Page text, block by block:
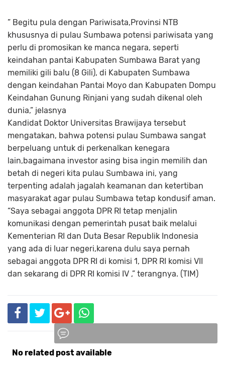
” Begitu pula dengan Pariwisata,Provinsi NTB
khususnya di pulau Sumbawa potensi pariwisata yang
perlu di promosikan ke manca negara, seperti
keindahan pantai Kabupaten Sumbawa Barat yang
memiliki gili balu (8 Gili), di Kabupaten Sumbawa
dengan keindahan Pantai Moyo dan Kabupaten Dompu
Keindahan Gunung Rinjani yang sudah dikenal oleh
dunia,” jelasnya
Kandidat Doktor Universitas Brawijaya tersebut
mengatakan, bahwa potensi pulau Sumbawa sangat
berpeluang untuk di perkenalkan kenegara
lain,bagaimana investor asing bisa ingin memilih dan
betah di negeri kita pulau Sumbawa ini, yang
terpenting adalah jagalah keamanan dan ketertiban
masyarakat agar pulau Sumbawa tetap kondusif aman.
“Saya sebagai anggota DPR RI tetap menjalin
komunikasi dengan pemerintah pusat baik melalui
Kementerian RI dan Duta Besar Republik Indonesia
yang ada di luar negeri,karena dulu saya pernah
sebagai anggota DPR RI di komisi 1, DPR RI komisi VII
dan sekarang di DPR RI komisi IV ,” terangnya. (TIM)
No related post available